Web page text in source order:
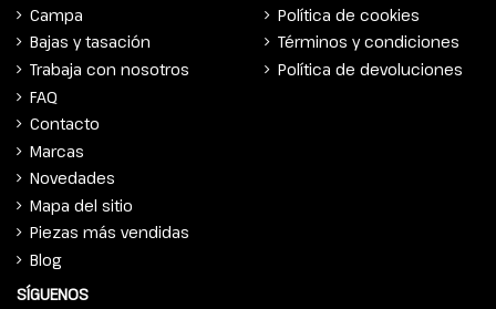
Campa
Bajas y tasación
Trabaja con nosotros
FAQ
Contacto
Marcas
Novedades
Mapa del sitio
Piezas más vendidas
Blog
Política de cookies
Términos y condiciones
Política de devoluciones
SÍGUENOS